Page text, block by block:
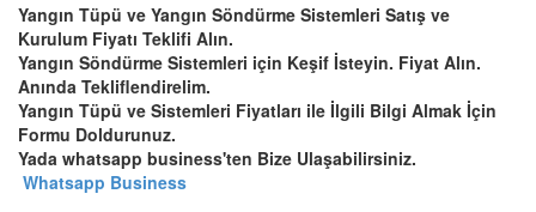
Yangın Tüpü ve Yangın Söndürme Sistemleri Satış ve
Kurulum Fiyatı Teklifi Alın.
Yangın Söndürme Sistemleri için Keşif İsteyin. Fiyat Alın.
Anında Tekliflendirelim.
Yangın Tüpü ve Sistemleri Fiyatları ile İlgili Bilgi Almak İçin
Formu Doldurunuz.
Yada whatsapp business'ten Bize Ulaşabilirsiniz.
Whatsapp Business